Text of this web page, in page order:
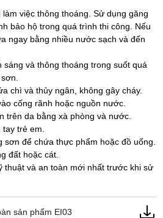
việc thông thoáng. Sử dụng găng
bảo hộ trong quá trình thi công. Nếu
ngay bằng nhiều nước sạch và đến
sáng và thông thoáng trong suốt quá
chì và thủy ngân, không gây cháy.
cống rãnh hoặc nguồn nước.
trên da bằng xà phòng và nước.
trẻ em.
sơn để chứa thực phẩm hoặc đồ uống.
đất hoặc cát.
thuật và an toàn mới nhất trước khi sử
sản phẩm EI03